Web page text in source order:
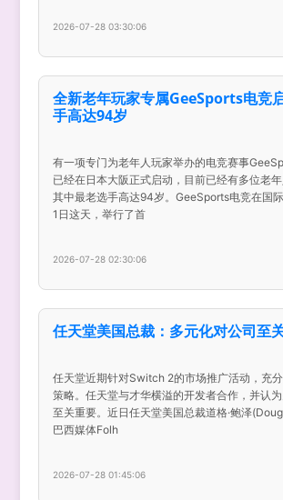
2026-07-28 03:30:06
全新老年玩家专属GeeSports电竞
手高达94岁
有一项专门为老年人玩家举办的电竞赛事
已经在日本大阪正式启动，目前已经有多位老年
其中最老选手高达94岁。GeeSports电竞在国
1日这天，举行了首
2026-07-28 02:30:06
任天堂美国总裁：多元化对公司至
任天堂近期针对Switch 2的市场推广活动，充
策略。任天堂与才华横溢的开发者合作，并认
至关重要。近日任天堂美国总裁道格·鲍泽
巴西媒体Folh
2026-07-28 01:45:06